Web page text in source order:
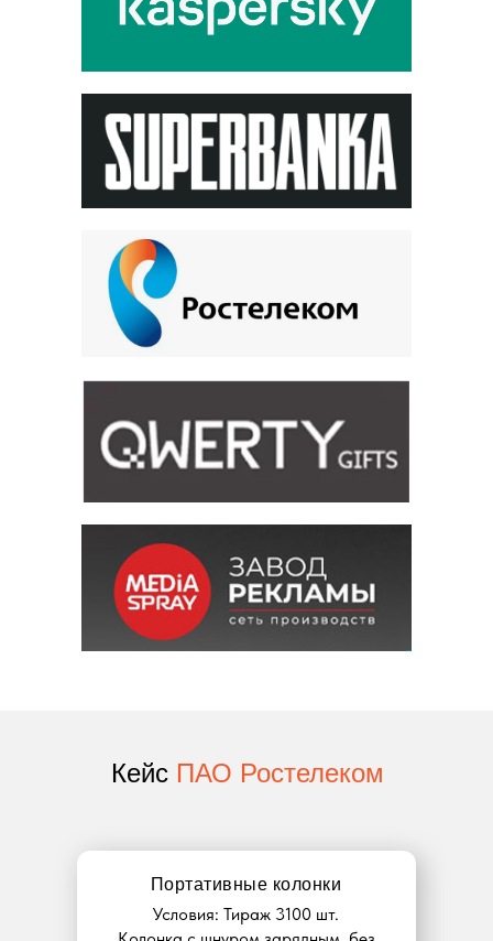
Кейс ПАО Ростелеком
Портативные колонки
Условия: Тираж 3100 шт.